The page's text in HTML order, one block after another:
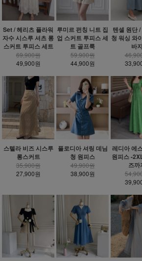
Set / 헤리츠 플라워
자수 시스루 셔츠 롱
스커트 투피스 세트
69,900원
49,900원
루미르 펀칭 니트 집
업 스커트 투피스 세
트 골프룩
59,900원
44,900원
텐셀 원단
청 워싱 와
바지
스텔라 비즈 시스루
롱스커트
35,900원
27,900원
플로디아 셔링 데님
청 원피스
49,900원
38,900원
레디아 에
원피스 -
즈까